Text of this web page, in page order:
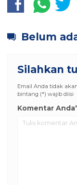
Belum
Silahkan
Email Anda tidak
bintang (*) wajib diisi
Komentar Anda*